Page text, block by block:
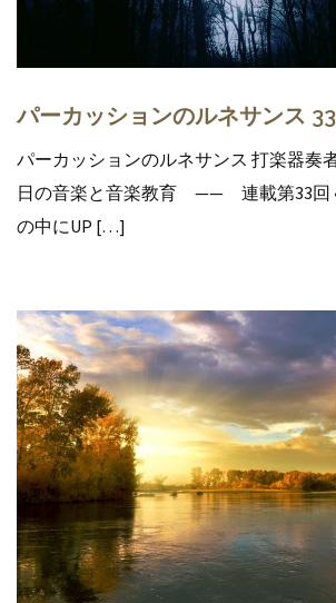
パーカッションのルネサンス 33
パーカッションのルネサンス 打楽器奏
日の音楽と音楽教育 —— 連載第33回 •
の中にUP […]